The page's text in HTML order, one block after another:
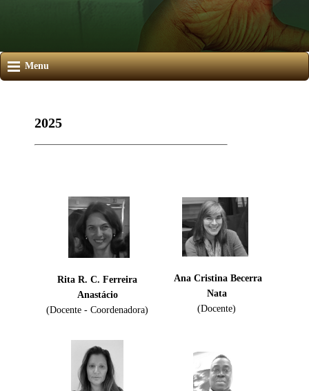
Menu
2025
Rita R. C. Ferreira
Anastácio
(Docente - Coordenadora)
Ana Cristina Becerra
Nata
(Docente)